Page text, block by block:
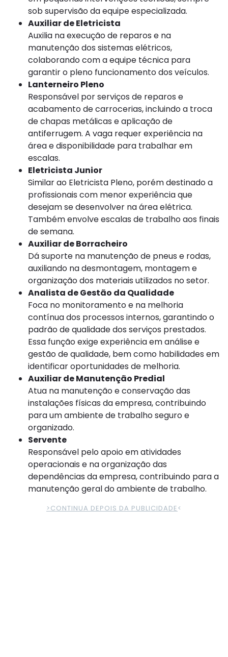
sob supervisão da equipe especializada.
Auxiliar de Eletricista
Auxilia na execução de reparos e na
manutenção dos sistemas elétricos,
colaborando com a equipe técnica para
garantir o pleno funcionamento dos veículos.
Lanterneiro Pleno
Responsável por serviços de reparos e
acabamento de carrocerias, incluindo a troca
de chapas metálicas e aplicação de
antiferrugem. A vaga requer experiência na
área e disponibilidade para trabalhar em
escalas.
Eletricista Junior
Similar ao Eletricista Pleno, porém destinado a
profissionais com menor experiência que
desejam se desenvolver na área elétrica.
Também envolve escalas de trabalho aos finais
de semana.
Auxiliar de Borracheiro
Dá suporte na manutenção de pneus e rodas,
auxiliando na desmontagem, montagem e
organização dos materiais utilizados no setor.
Analista de Gestão da Qualidade
Foca no monitoramento e na melhoria
contínua dos processos internos, garantindo o
padrão de qualidade dos serviços prestados.
Essa função exige experiência em análise e
gestão de qualidade, bem como habilidades em
identificar oportunidades de melhoria.
Auxiliar de Manutenção Predial
Atua na manutenção e conservação das
instalações físicas da empresa, contribuindo
para um ambiente de trabalho seguro e
organizado.
Servente
Responsável pelo apoio em atividades
operacionais e na organização das
dependências da empresa, contribuindo para a
manutenção geral do ambiente de trabalho.
>CONTINUA DEPOIS DA PUBLICIDADE<